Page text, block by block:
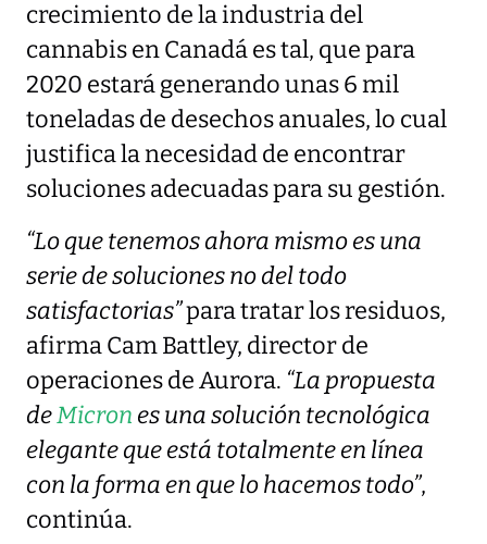
crecimiento de la industria del
cannabis en Canadá es tal, que para
2020 estará generando unas 6 mil
toneladas de desechos anuales, lo cual
justifica la necesidad de encontrar
soluciones adecuadas para su gestión.
“Lo que tenemos ahora mismo es una
serie de soluciones no del todo
satisfactorias”para tratar los residuos,
afirma Cam Battley, director de
operaciones de Aurora. “La propuesta
deMicron es una solución tecnológica
elegante que está totalmente en línea
con la forma en que lo hacemos todo”,
continúa.